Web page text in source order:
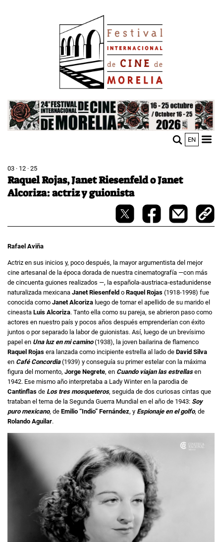
Image
EN
03 · 12 · 25
Raquel Rojas, Janet Riesenfeld o Janet
Alcoriza: actriz y guionista
Rafael Aviña
Actriz en sus inicios y, poco después, la mayor argumentista del mejor
cine artesanal de la época dorada de nuestra cinematografía —con más
de cincuenta guiones realizados —, la española-austriaca-estadunidense
naturalizada mexicana Janet Riesenfeld o Raquel Rojas (1918-1998) fue
conocida como Janet Alcoriza luego de tomar el apellido de su marido el
cineasta Luis Alcoriza. Tanto ella como su pareja, se abrieron paso como
actores en nuestro país y pocos años después emprenderían con éxito
juntos o por separado la labor de guionistas. Así, luego de un brevísimo
papel en Una luz en mi camino(1938), la joven bailarina de flamenco
Raquel Rojas era lanzada como incipiente estrella al lado de David Silva
en Café Concordia(1939) y conseguía su primer estelar con la máxima
figura del momento, Jorge Negrete, en Cuando viajan las estrellasen
1942. Ese mismo año interpretaba a Lady Winter en la parodia de
Cantinflas de Los tres mosqueteros, seguida de dos curiosas cintas que
trataban el tema de la Segunda Guerra Mundial en el año de 1943: Soy
puro mexicano, de Emilio “Indio” Fernández, y Espionaje en el golfo, de
Rolando Aguilar.